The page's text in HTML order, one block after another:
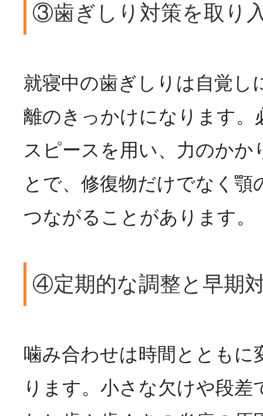
③歯ぎしり対策を取り
就寝中の歯ぎしりは自覚し
離のきっかけになります。
スピースを用い、力のかか
とで、修復物だけでなく顎
つながることがあります。
④定期的な調整と早期
噛み合わせは時間とともに
ります。小さな欠けや段差